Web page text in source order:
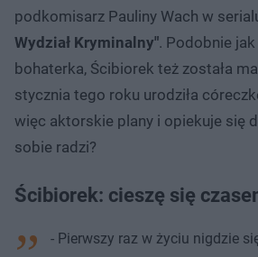
podkomisarz Pauliny Wach w
Wydział Kryminalny". Podobnie
bohaterka, Ścibiorek też została
stycznia tego roku urodziła
więc aktorskie plany i opiekuje się
sobie radzi?
Ścibiorek: cieszę się
- Pierwszy raz w życiu nigdzie